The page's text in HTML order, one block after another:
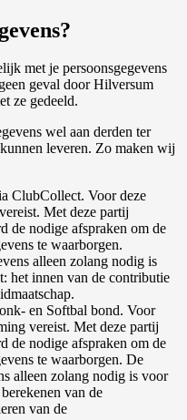
met je persoonsgegevens
geval door Hilversum
ze gedeeld.
wel aan derden ter
leveren. Zo maken wij
ClubCollect. Voor deze
Met deze partij
de nodige afspraken om de
te waarborgen.
alleen zolang nodig is
het innen van de contributie
en Softbal bond. Voor
vereist. Met deze partij
de nodige afspraken om de
te waarborgen. De
alleen zolang nodig is voor
van de
van de